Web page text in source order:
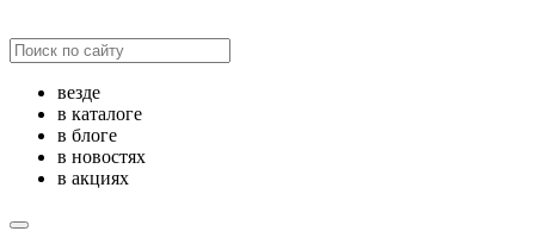
везде
в каталоге
в блоге
в новостях
в акциях